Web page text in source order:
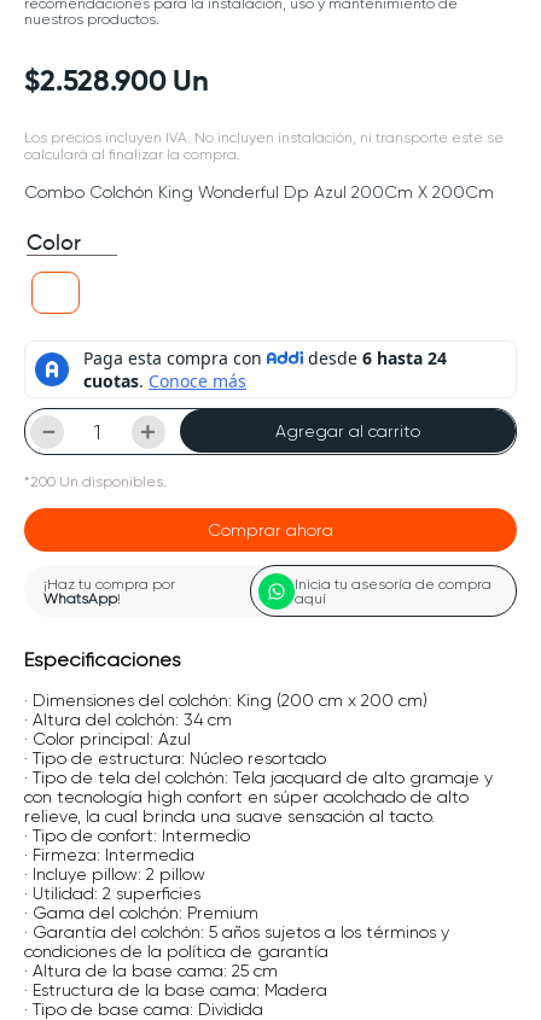
recomendaciones para la instalación, uso y mantenimiento de
nuestros productos.
$2.528.900 Un
Los precios incluyen IVA. No incluyen instalación, ni transporte este se
calculará al finalizar la compra.
Combo Colchón King Wonderful Dp Azul 200Cm X 200Cm
Color
＋
－ Agregar al carrito
*200 Un disponibles.
Comprar ahora
¡Haz tu compra por
WhatsApp!
Inicia tu asesoría de compra
aquí
Especificaciones
· Dimensiones del colchón: King (200 cm x 200 cm)
· Altura del colchón: 34 cm
· Color principal: Azul
· Tipo de estructura: Núcleo resortado
· Tipo de tela del colchón: Tela jacquard de alto gramaje y
con tecnología high confort en súper acolchado de alto
relieve, la cual brinda una suave sensación al tacto.
· Tipo de confort: Intermedio
· Firmeza: Intermedia
· Incluye pillow: 2 pillow
· Utilidad: 2 superficies
· Gama del colchón: Premium
· Garantía del colchón: 5 años sujetos a los términos y
condiciones de la política de garantía
· Altura de la base cama: 25 cm
· Estructura de la base cama: Madera
· Tipo de base cama: Dividida